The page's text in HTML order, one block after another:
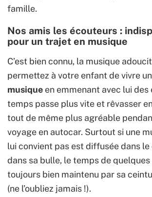
famille.
Nos amis les écouteurs :
pour un trajet en musique
C’est bien connu, la musique
permettez à votre enfant de vivre un
musique en emmenant avec lui des
temps passe plus vite et rêvasser
tout de même plus agréable
voyage en autocar. Surtout si une
lui convient pas est diffusée dans
dans sa bulle, le temps de quelques
toujours bien maintenu par sa
(ne l’oubliez jamais !).